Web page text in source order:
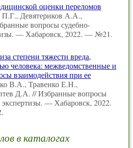
оценки переломов
П.Г., Девятериков А.А.,
вопросы судебно-
— Хабаровск, 2022. — №21.
степени тяжести вреда,
человека: межведомственные и
взаимодействия при ее
В.А., Травенко Е.Н.,
Д.А. // Избранные вопросы
— Хабаровск, 2022.
в каталогах